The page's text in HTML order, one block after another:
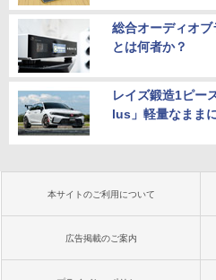
総合オーディオ
とは何者か？
レイズ鍛造1ピー
lus」軽量なまま
本サイトのご利用について
広告掲載のご案内